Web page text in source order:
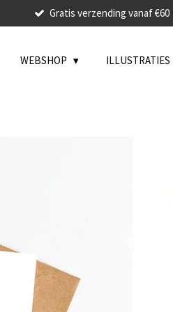
Gratis verzending vanaf €60
WEBSHOP ILLUSTRATIES